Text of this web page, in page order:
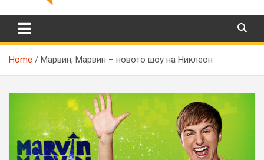
TeenPortall
Home Марвин, Марвин – новото шоу на Никлеон